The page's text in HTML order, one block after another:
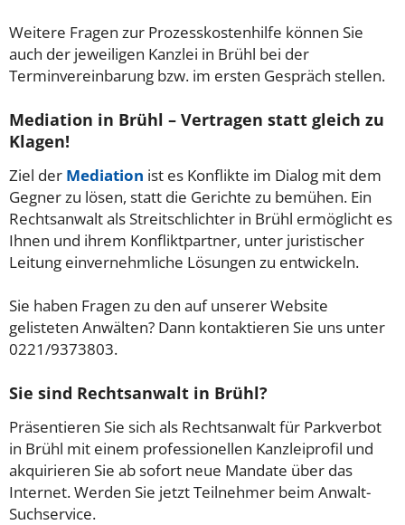
Weitere Fragen zur Prozesskostenhilfe können Sie
auch der jeweiligen Kanzlei in Brühl bei der
Terminvereinbarung bzw. im ersten Gespräch stellen.
Mediation in Brühl – Vertragen statt gleich zu
Klagen!
Ziel der Mediation ist es Konflikte im Dialog mit dem
Gegner zu lösen, statt die Gerichte zu bemühen. Ein
Rechtsanwalt als Streitschlichter in Brühl ermöglicht es
Ihnen und ihrem Konfliktpartner, unter juristischer
Leitung einvernehmliche Lösungen zu entwickeln.
Sie haben Fragen zu den auf unserer Website
gelisteten Anwälten? Dann kontaktieren Sie uns unter
0221/9373803.
Sie sind Rechtsanwalt in Brühl?
Präsentieren Sie sich als Rechtsanwalt für Parkverbot
in Brühl mit einem professionellen Kanzleiprofil und
akquirieren Sie ab sofort neue Mandate über das
Internet. Werden Sie jetzt Teilnehmer beim Anwalt-
Suchservice.